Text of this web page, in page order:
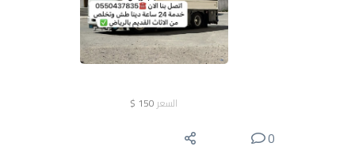
السعر 150
$
0